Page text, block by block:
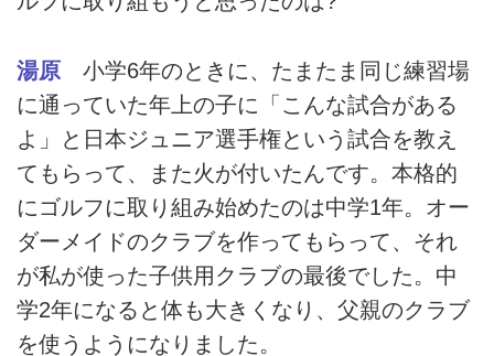
湯原 小学6年のときに、たまたま同じ練習場
に通っていた年上の子に「こんな試合がある
よ」と日本ジュニア選手権という試合を教え
てもらって、また火が付いたんです。本格的
にゴルフに取り組み始めたのは中学1年。オー
ダーメイドのクラブを作ってもらって、それ
が私が使った子供用クラブの最後でした。中
学2年になると体も大きくなり、父親のクラブ
を使うようになりました。